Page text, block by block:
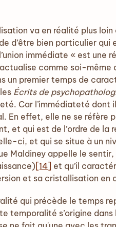
va en réalité plus loin
d’être bien particulier qui
immédiate « est une
comme soi-même
un premier temps de
Écrits de
Car l’immédiateté dont
En effet, elle ne se réfère
et qui est de l’ordre de la
ci, et qui se situe à un
appelle le sentir,
[14] et qu’il
et sa cristallisation en
qui précède le temps
temporalité s’origine dans